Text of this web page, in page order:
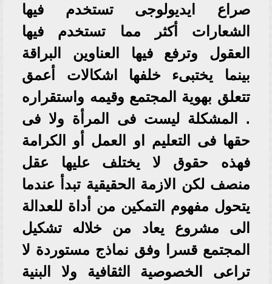
صراع ايديولوجى تستخدم فيها
الشعارات أكثر مما تستخدم فيها
العقول وترفع فيها العناوين البراقة
بينما يختبىء خلفها اشكالات أعمق
تتعلق بهوية المجتمع وقيمه واستقراره
. المشكلة ليست فى المرأة ولا فى
حقها فى التعليم او العمل أو الكرامة
فهذه حقوق لا يختلف عليها عقل
منصف لكن الازمة الحقيقية تبدأ عندما
يتحول مفهوم التمكين من أداة للعدالة
الى مشروع يعاد من خلاله تشكيل
المجتمع قسرا وفق نماذج مستوردة لا
تراعى الخصوصية الثقافية ولا البنية